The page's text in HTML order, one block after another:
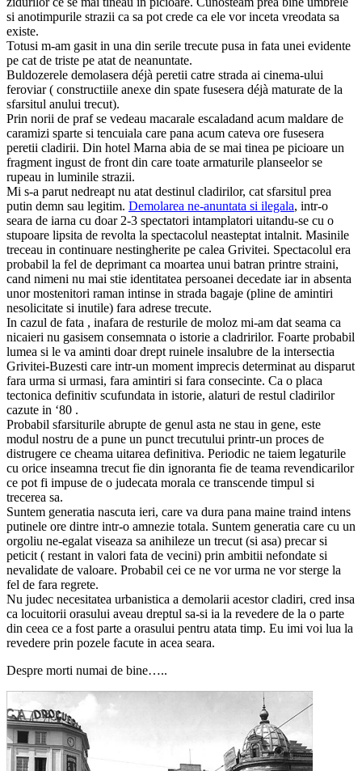
si anotimpurile strazii ca sa pot crede ca ele vor inceta vreodata sa
existe.
Totusi m-am gasit in una din serile trecute pusa in fata unei evidente
pe cat de triste pe atat de neanuntate.
Buldozerele demolasera déjà peretii catre strada ai cinema-ului
feroviar ( constructiile anexe din spate fusesera déjà maturate de la
sfarsitul anului trecut).
Prin norii de praf se vedeau macarale escaladand acum maldare de
caramizi sparte si tencuiala care pana acum cateva ore fusesera
peretii cladirii. Din hotel Marna abia de se mai tinea pe picioare un
fragment ingust de front din care toate armaturile planseelor se
rupeau in luminile strazii.
Mi s-a parut nedreapt nu atat destinul cladirilor, cat sfarsitul prea
putin demn sau legitim. Demolarea ne-anuntata si ilegala, intr-o
seara de iarna cu doar 2-3 spectatori intamplatori uitandu-se cu o
stupoare lipsita de revolta la spectacolul neasteptat intalnit. Masinile
treceau in continuare nestingherite pe calea Grivitei. Spectacolul era
probabil la fel de deprimant ca moartea unui batran printre straini,
cand nimeni nu mai stie identitatea persoanei decedate iar in absenta
unor mostenitori raman intinse in strada bagaje (pline de amintiri
nesolicitate si inutile) fara adrese trecute.
In cazul de fata , inafara de resturile de moloz mi-am dat seama ca
nicaieri nu gasisem consemnata o istorie a cladririlor. Foarte probabil
lumea si le va aminti doar drept ruinele insalubre de la intersectia
Grivitei-Buzesti care intr-un moment imprecis determinat au disparut
fara urma si urmasi, fara amintiri si fara consecinte. Ca o placa
tectonica definitiv scufundata in istorie, alaturi de restul cladirilor
cazute in ‘80 .
Probabil sfarsiturile abrupte de genul asta ne stau in gene, este
modul nostru de a pune un punct trecutului printr-un proces de
distrugere ce cheama uitarea definitiva. Periodic ne taiem legaturile
cu orice inseamna trecut fie din ignoranta fie de teama revendicarilor
ce pot fi impuse de o judecata morala ce transcende timpul si
trecerea sa.
Suntem generatia nascuta ieri, care va dura pana maine traind intens
putinele ore dintre intr-o amnezie totala. Suntem generatia care cu un
orgoliu ne-egalat viseaza sa anihileze un trecut (si asa) precar si
peticit ( restant in valori fata de vecini) prin ambitii nefondate si
nevalidate de valoare. Probabil cei ce ne vor urma ne vor sterge la
fel de fara regrete.
Nu judec necesitatea urbanistica a demolarii acestor cladiri, cred insa
ca locuitorii orasului aveau dreptul sa-si ia la revedere de la o parte
din ceea ce a fost parte a orasului pentru atata timp. Eu imi voi lua la
revedere prin pozele facute in acea seara.
Despre morti numai de bine…..